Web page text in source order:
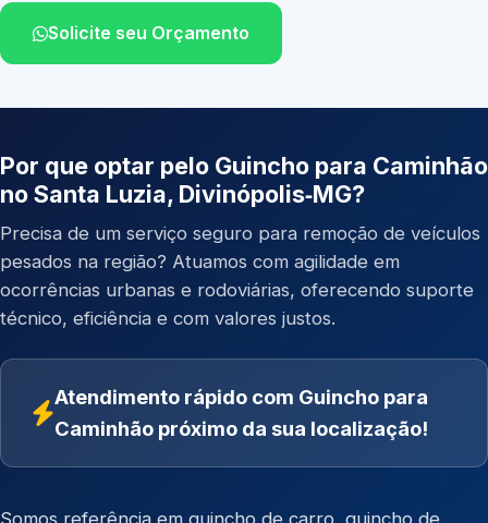
Solicite seu Orçamento
Por que optar pelo Guincho para Caminhão
no Santa Luzia, Divinópolis‑MG?
Precisa de um serviço seguro para remoção de veículos
pesados na região? Atuamos com agilidade em
ocorrências urbanas e rodoviárias, oferecendo suporte
técnico, eficiência e com valores justos.
Atendimento rápido com Guincho para
Caminhão próximo da sua localização!
Somos referência em guincho de carro guincho de